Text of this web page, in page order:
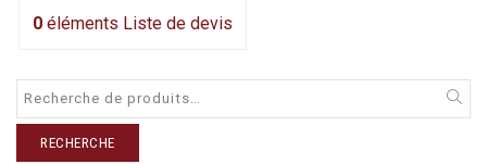
0 éléments Liste de devis
RECHERCHE